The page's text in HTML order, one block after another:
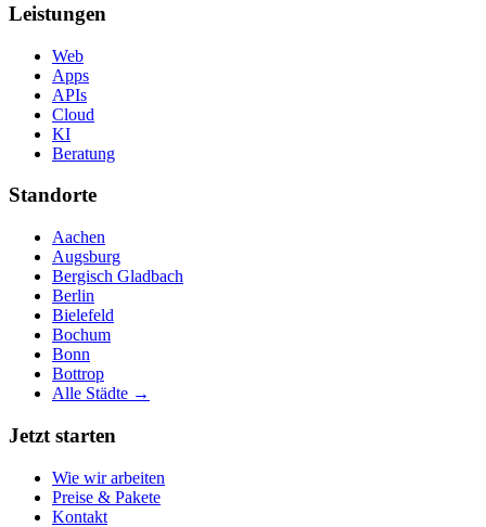
Leistungen
Web
Apps
APIs
Cloud
KI
Beratung
Standorte
Aachen
Augsburg
Bergisch Gladbach
Berlin
Bielefeld
Bochum
Bonn
Bottrop
Alle Städte →
Jetzt starten
Wie wir arbeiten
Preise & Pakete
Kontakt